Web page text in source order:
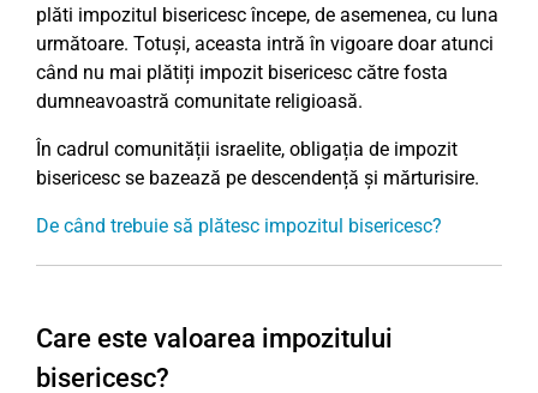
plăti impozitul bisericesc începe, de asemenea, cu luna
următoare. Totuși, aceasta intră în vigoare doar atunci
când nu mai plătiți impozit bisericesc către fosta
dumneavoastră comunitate religioasă.
În cadrul comunității israelite, obligația de impozit
bisericesc se bazează pe descendență și mărturisire.
De când trebuie să plătesc impozitul bisericesc?
Care este valoarea impozitului
bisericesc?